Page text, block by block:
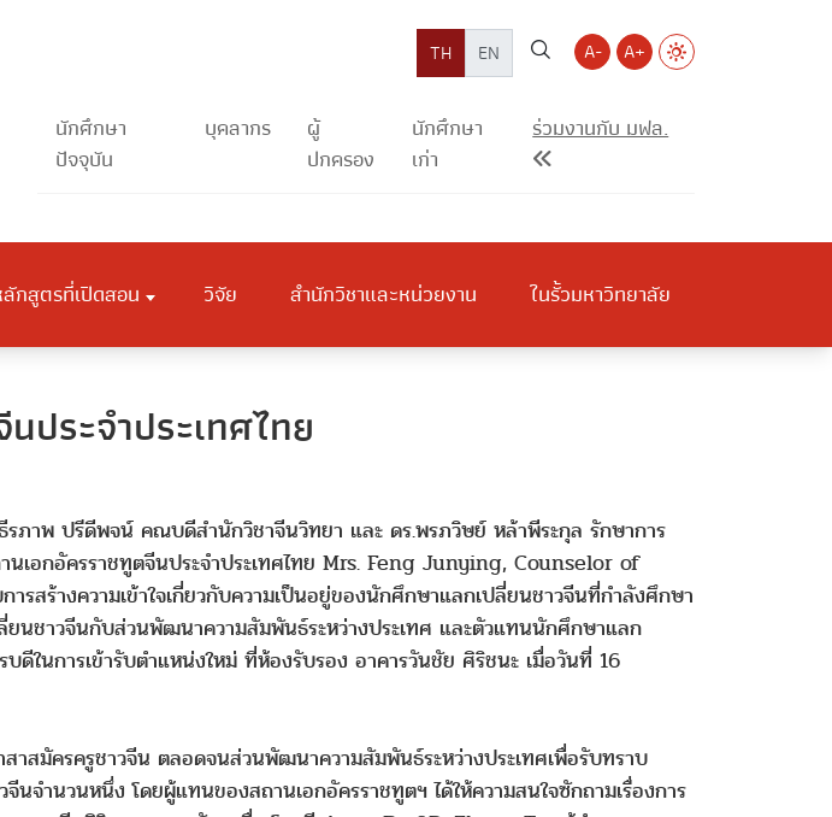
TH EN A- A+
นักศึกษา
ปัจจุบัน
บุคลากร
ผู้
ปกครอง
นักศึกษา
เก่า
ร่วมงานกับ มฟล.
กสูตรที่เปิดสอน วิจัย สำนักวิชาและหน่วยงาน ในรั้วมหาวิทยาลัย
ประจำประเทศไทย
ภาพ ปรีดีพจน์ คณบดีสำนักวิชาจีนวิทยา และ ดร.พรภวิษย์ หล้าพีระกุล รักษาการ
เอกอัครราชทูตจีนประจำประเทศไทย Mrs. Feng Junying, Counselor of
ร้างความเข้าใจเกี่ยวกับความเป็นอยู่ของนักศึกษาแลกเปลี่ยนชาวจีนที่กำลังศึกษา
นชาวจีนกับส่วนพัฒนาความสัมพันธ์ระหว่างประเทศ และตัวแทนนักศึกษาแลก
ในการเข้ารับตำแหน่งใหม่ ที่ห้องรับรอง อาคารวันชัย ศิริชนะ เมื่อวันที่ 16
สมัครครูชาวจีน ตลอดจนส่วนพัฒนาความสัมพันธ์ระหว่างประเทศเพื่อรับทราบ
ำนวนหนึ่ง โดยผู้แทนของสถานเอกอัครราชทูตฯ ได้ให้ความสนใจซักถามเรื่องการ